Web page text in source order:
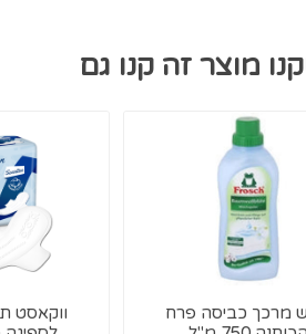
מוצר זה קנו גם
מרכך כביסה פרח
ווקאסט